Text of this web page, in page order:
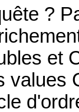
?
et
values